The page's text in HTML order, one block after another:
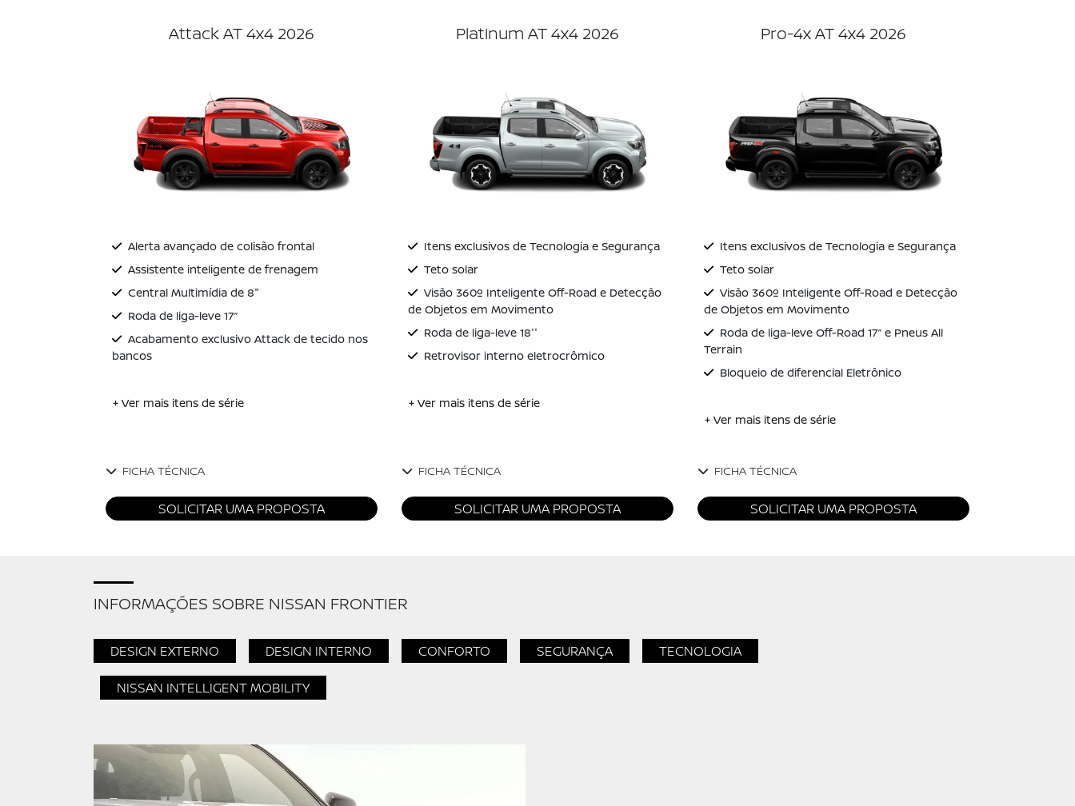
Attack AT 4x4 2026
Alerta avançado de colisão frontal
Assistente inteligente de frenagem
Central Multimídia de 8"
Roda de liga-leve 17’’
Acabamento exclusivo Attack de tecido nos
bancos
+ Ver mais itens de série
FICHA TÉCNICA
SOLICITAR UMA PROPOSTA
Platinum AT 4x4 2026
Itens exclusivos de Tecnologia e Segurança
Teto solar
Visão 360º Inteligente Off-Road e Detecção
de Objetos em Movimento
Roda de liga-leve 18''
Retrovisor interno eletrocrômico
+ Ver mais itens de série
FICHA TÉCNICA
SOLICITAR UMA PROPOSTA
Pro-4x AT 4x4 2026
Itens exclusivos de Tecnologia e Segurança
Teto solar
Visão 360º Inteligente Off-Road e Detecção
de Objetos em Movimento
Roda de liga-leve Off-Road 17’’ e Pneus All
Terrain
Bloqueio de diferencial Eletrônico
+ Ver mais itens de série
FICHA TÉCNICA
SOLICITAR UMA PROPOSTA
INFORMAÇÕES SOBRE NISSAN FRONTIER
DESIGN EXTERNO DESIGN INTERNO CONFORTO SEGURANÇA TECNOLOGIA
NISSAN INTELLIGENT MOBILITY